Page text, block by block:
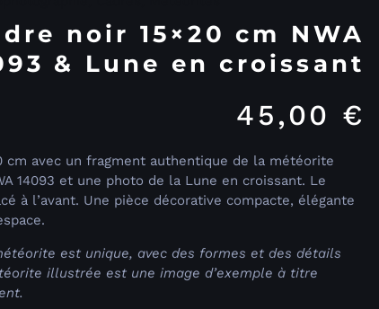
noir 15×20 cm NWA
& Lune en croissant
45,00 €
cm avec un fragment authentique de la météorite
14093 et une photo de la Lune en croissant. Le
à l’avant. Une pièce décorative compacte, élégante
est unique, avec des formes et des détails
illustrée est une image d’exemple à titre